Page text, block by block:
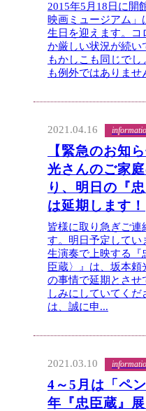
2015年5月18日に開
映画ミュージアム」
生日を迎えます。コ
か厳しい状況が続い
もかしこも同じでし
も例外ではありませ
2021.04.16
【緊急のお知
光さんのご家
り、明日の『
は延期します！
皆様に取り急ぎご連
す。明日予定してい
生演奏で上映する『
臣蔵〉』は、坂本頼
の事情で延期とさせ
しみにしていてくだ
は、誠に申...
2021.03.10
4～5月は「ペ
年『忠臣蔵』